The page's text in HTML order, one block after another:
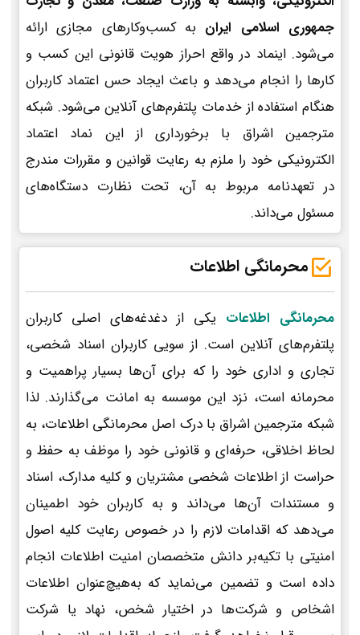
جمهوری اسلامی ایران به کسب‌وکارهای مجازی ارائه
می‌شود. اینماد در واقع احراز هویت قانونی این کسب و
کارها را انجام می‌دهد و باعث ایجاد حس اعتماد کاربران
هنگام استفاده از خدمات پلتفرم‌های آنلاین می‌شود. شبکه
مترجمین اشراق با برخورداری از این نماد اعتماد
الکترونیکی خود را ملزم به رعایت قوانین و مقررات مندرج
در تعهدنامه مربوط به آن، تحت نظارت دستگاه‌های
مسئول می‌داند.
محرمانگی اطلاعات
محرمانگی اطلاعات یکی از دغدغه‌های اصلی کاربران
پلتفرم‌های آنلاین است. از سویی کاربران اسناد شخصی،
تجاری و اداری خود را که برای آن‌ها بسیار پراهمیت و
محرمانه است، نزد این موسسه به امانت می‌گذارند. لذا
شبکه مترجمین اشراق با درک اصل محرمانگی اطلاعات، به
لحاظ اخلاقی، حرفه‌ای و قانونی خود را موظف به حفظ و
حراست از اطلاعات شخصی مشتریان و کلیه مدارک، اسناد
و مستندات آن‌ها می‌داند و به کاربران خود اطمینان
می‌دهد که اقدامات لازم را در خصوص رعایت کلیه اصول
امنیتی با تکیه‌بر دانش متخصصان امنیت اطلاعات انجام
داده است و تضمین می‌نماید که به‌هیچ‌عنوان اطلاعات
اشخاص و شرکت‌ها در اختیار شخص، نهاد یا شرکت